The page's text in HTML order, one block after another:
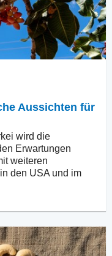
Aussichten für
wird die
Erwartungen
weiteren
den USA und im